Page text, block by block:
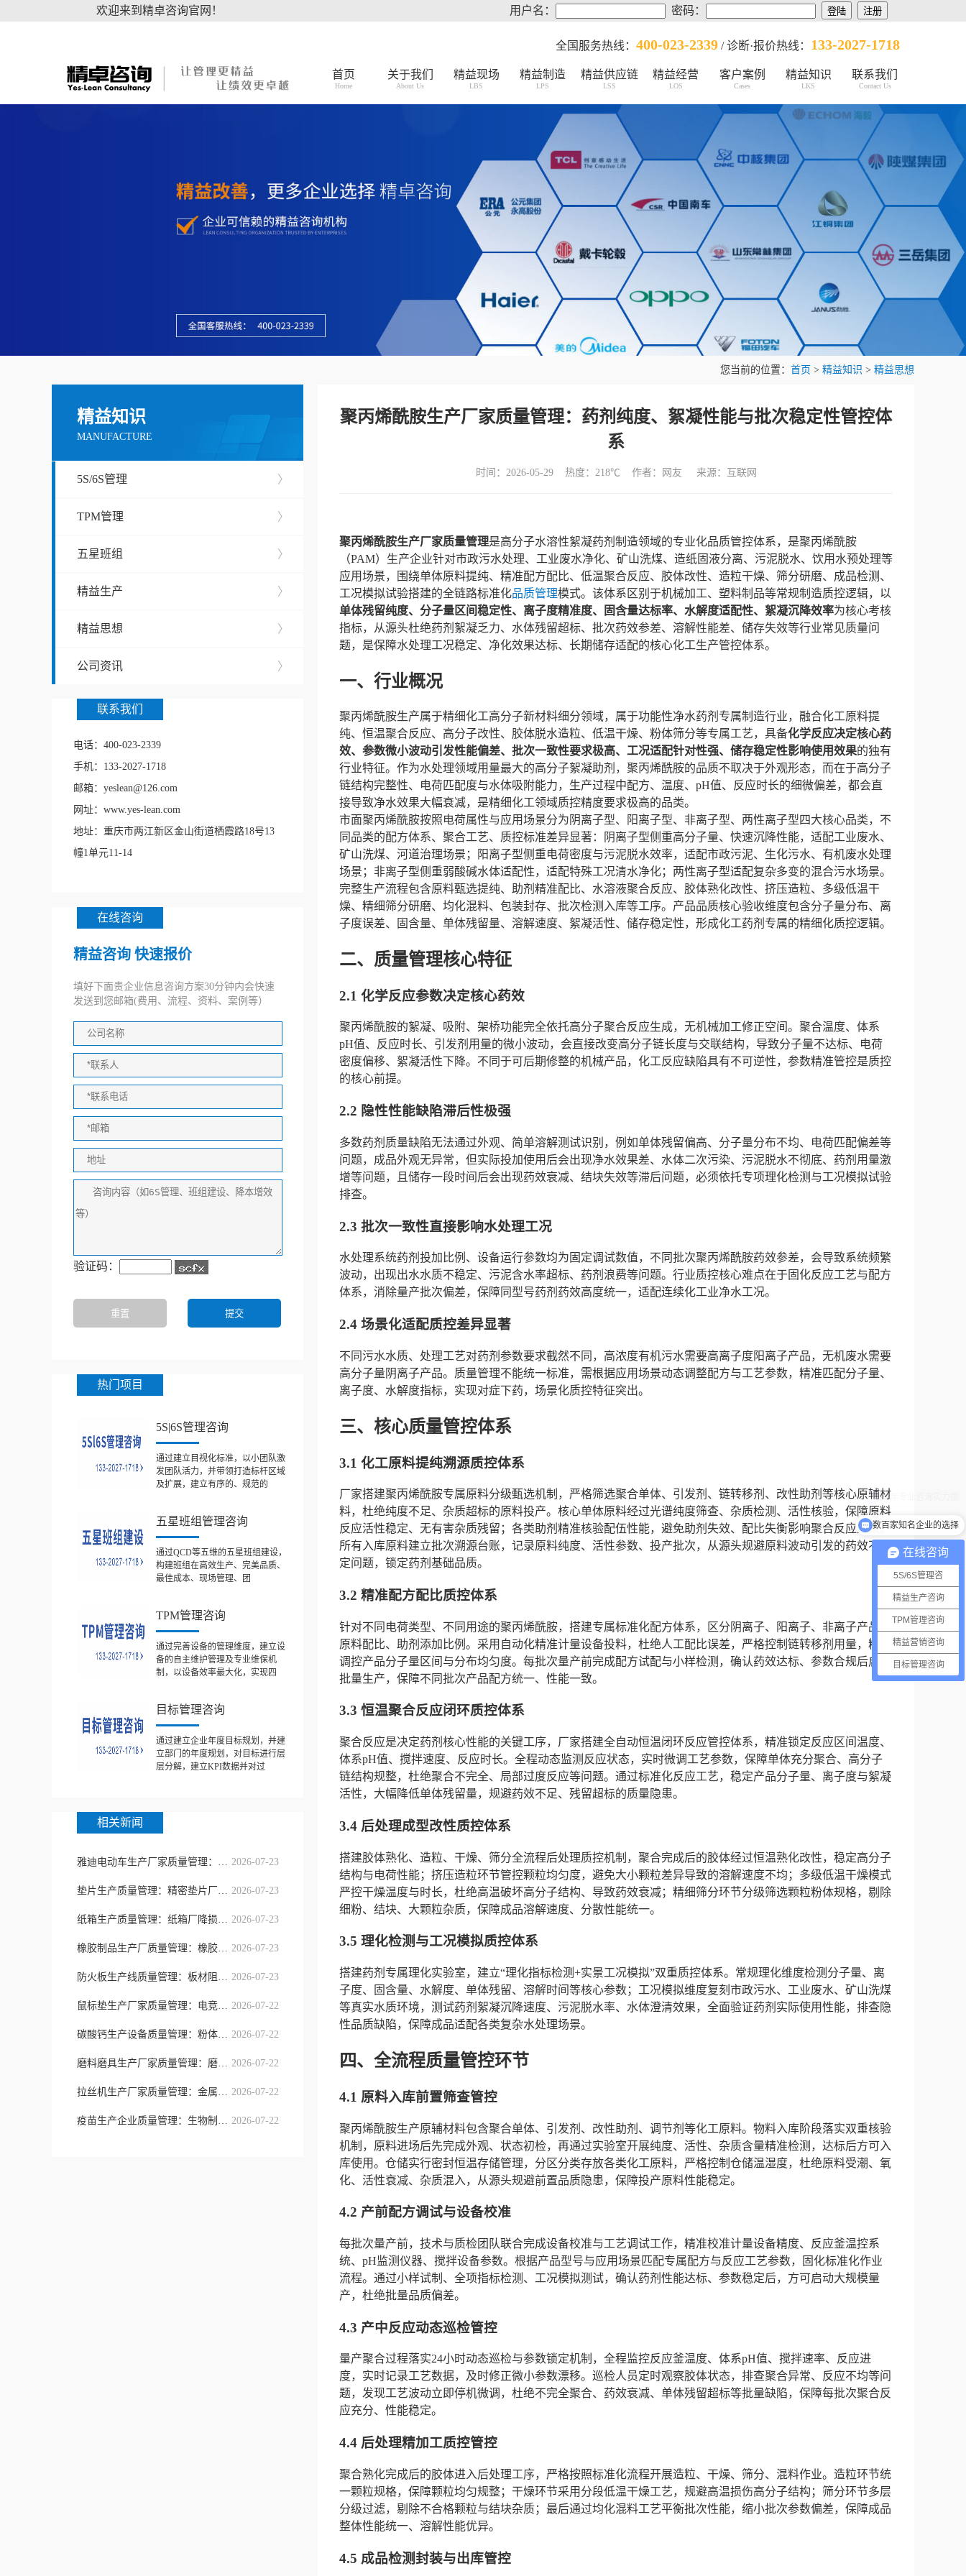
欢迎来到精卓咨询官网！ 用户名： 密码：
全国服务热线： 400-023-2339 / 诊断·报价热线： 133-2027-1718
首页
Home
关于我们
About Us
精益现场
LBS
精益制造
LPS
精益供应链
LSS
精益经营
LOS
客户案例
Cases
精益知识
LKS
联系我们
Contact Us
您当前的位置： 首页 > 精益知识 > 精益思想
精益知识
MANUFACTURE
5S/6S管理 〉
TPM管理 〉
五星班组 〉
精益生产 〉
精益思想 〉
公司资讯 〉
联系我们
电话：400-023-2339
手机：133-2027-1718
邮箱：yeslean@126.com
网址：www.yes-lean.com
地址：重庆市两江新区金山街道栖霞路18号13
幢1单元11-14
在线咨询
精益咨询 快速报价
填好下面贵企业信息咨询方案30分钟内会快速
发送到您邮箱(费用、流程、资料、案例等）
验证码：
热门项目
5S|6S管理咨询
通过建立目视化标准，以小团队激
发团队活力，并带领打造标杆区域
及扩展，建立有序的、规范的
五星班组管理咨询
通过QCD等五维的五星班组建设，
构建班组在高效生产、完美品质、
最佳成本、现场管理、团
TPM管理咨询
通过完善设备的管理维度，建立设
备的自主维护管理及专业维保机
制，以设备效率最大化，实现四
目标管理咨询
通过建立企业年度目标规划，并建
立部门的年度规划，对目标进行层
层分解，建立KPI数据并对过
相关新闻
雅迪电动车生产厂家质量管理：整车全 2026-07-23
垫片生产质量管理：精密垫片厂提质降 2026-07-23
纸箱生产质量管理：纸箱厂降损提质 2026-07-23
橡胶制品生产厂质量管理：橡胶工艺稳 2026-07-23
防火板生产线质量管理：板材阻燃性能 2026-07-23
鼠标垫生产厂家质量管理：电竞办公鼠 2026-07-22
碳酸钙生产设备质量管理：粉体加工设 2026-07-22
磨料磨具生产厂家质量管理：磨削耗材 2026-07-22
拉丝机生产厂家质量管理：金属线材加 2026-07-22
疫苗生产企业质量管理：生物制药安全 2026-07-22
聚丙烯酰胺生产厂家质量管理：药剂纯度、絮凝性能与批次稳定性管控体
系
时间：2026-05-29 热度： 218℃ 作者：网友 来源：互联网
聚丙烯酰胺生产厂家质量管理是高分子水溶性絮凝药剂制造领域的专业化品质管控体系，是聚丙烯酰胺
（PAM）生产企业针对市政污水处理、工业废水净化、矿山洗煤、造纸固液分离、污泥脱水、饮用水预处理等
应用场景，围绕单体原料提纯、精准配方配比、低温聚合反应、胶体改性、造粒干燥、筛分研磨、成品检测、
工况模拟试验搭建的全链路标准化品质管理模式。该体系区别于机械加工、塑料制品等常规制造质控逻辑，以
单体残留纯度、分子量区间稳定性、离子度精准度、固含量达标率、水解度适配性、絮凝沉降效率为核心考核
指标，从源头杜绝药剂絮凝乏力、水体残留超标、批次药效参差、溶解性能差、储存失效等行业常见质量问
题，是保障水处理工况稳定、净化效果达标、长期储存适配的核心化工生产管控体系。
一、行业概况
聚丙烯酰胺生产属于精细化工高分子新材料细分领域，属于功能性净水药剂专属制造行业，融合化工原料提
纯、恒温聚合反应、高分子改性、胶体脱水造粒、低温干燥、粉体筛分等专属工艺，具备化学反应决定核心药
效、参数微小波动引发性能偏差、批次一致性要求极高、工况适配针对性强、储存稳定性影响使用效果的独有
行业特征。作为水处理领域用量最大的高分子絮凝助剂，聚丙烯酰胺的品质不取决于外观形态，而在于高分子
链结构完整性、电荷匹配度与水体吸附能力，生产过程中配方、温度、pH值、反应时长的细微偏差，都会直
接导致净水效果大幅衰减，是精细化工领域质控精度要求极高的品类。
市面聚丙烯酰胺按照电荷属性与应用场景分为阴离子型、阳离子型、非离子型、两性离子型四大核心品类，不
同品类的配方体系、聚合工艺、质控标准差异显著：阴离子型侧重高分子量、快速沉降性能，适配工业废水、
矿山洗煤、河道治理场景；阳离子型侧重电荷密度与污泥脱水效率，适配市政污泥、生化污水、有机废水处理
场景；非离子型侧重弱酸碱水体适配性，适配特殊工况清水净化；两性离子型适配复杂多变的混合污水场景。
完整生产流程包含原料甄选提纯、助剂精准配比、水溶液聚合反应、胶体熟化改性、挤压造粒、多级低温干
燥、精细筛分研磨、均化混料、包装封存、批次检测入库等工序。产品品质核心验收维度包含分子量分布、离
子度误差、固含量、单体残留量、溶解速度、絮凝活性、储存稳定性，形成化工药剂专属的精细化质控逻辑。
二、质量管理核心特征
2.1 化学反应参数决定核心药效
聚丙烯酰胺的絮凝、吸附、架桥功能完全依托高分子聚合反应生成，无机械加工修正空间。聚合温度、体系
pH值、反应时长、引发剂用量的微小波动，会直接改变高分子链长度与交联结构，导致分子量不达标、电荷
密度偏移、絮凝活性下降。不同于可后期修整的机械产品，化工反应缺陷具有不可逆性，参数精准管控是质控
的核心前提。
2.2 隐性性能缺陷滞后性极强
多数药剂质量缺陷无法通过外观、简单溶解测试识别，例如单体残留偏高、分子量分布不均、电荷匹配偏差等
问题，成品外观无异常，但实际投加使用后会出现净水效果差、水体二次污染、污泥脱水不彻底、药剂用量激
增等问题，且储存一段时间后会出现药效衰减、结块失效等滞后问题，必须依托专项理化检测与工况模拟试验
排查。
2.3 批次一致性直接影响水处理工况
水处理系统药剂投加比例、设备运行参数均为固定调试数值，不同批次聚丙烯酰胺药效参差，会导致系统频繁
波动，出现出水水质不稳定、污泥含水率超标、药剂浪费等问题。行业质控核心难点在于固化反应工艺与配方
体系，消除量产批次偏差，保障同型号药剂药效高度统一，适配连续化工业净水工况。
2.4 场景化适配质控差异显著
不同污水水质、处理工艺对药剂参数要求截然不同，高浓度有机污水需要高离子度阳离子产品，无机废水需要
高分子量阴离子产品。质量管理不能统一标准，需根据应用场景动态调整配方与工艺参数，精准匹配分子量、
离子度、水解度指标，实现对症下药，场景化质控特征突出。
三、核心质量管控体系
3.1 化工原料提纯溯源质控体系
厂家搭建聚丙烯酰胺专属原料分级甄选机制，严格筛选聚合单体、引发剂、链转移剂、改性助剂等核心原辅材
料，杜绝纯度不足、杂质超标的原料投产。核心单体原料经过光谱纯度筛查、杂质检测、活性核验，保障原料
反应活性稳定、无有害杂质残留；各类助剂精准核验配伍性能，避免助剂失效、配比失衡影响聚合反应效果。
所有入库原料建立批次溯源台账，记录原料纯度、活性参数、投产批次，从源头规避原料波动引发的药效不稳
定问题，锁定药剂基础品质。
3.2 精准配方配比质控体系
针对不同电荷类型、不同用途的聚丙烯酰胺，搭建专属标准化配方体系，区分阴离子、阳离子、非离子产品的
原料配比、助剂添加比例。采用自动化精准计量设备投料，杜绝人工配比误差，严格控制链转移剂用量，精准
调控产品分子量区间与分布均匀度。每批次量产前完成配方试配与小样检测，确认药效达标、参数合规后启动
批量生产，保障不同批次产品配方统一、性能一致。
3.3 恒温聚合反应闭环质控体系
聚合反应是决定药剂核心性能的关键工序，厂家搭建全自动恒温闭环反应管控体系，精准锁定反应区间温度、
体系pH值、搅拌速度、反应时长。全程动态监测反应状态，实时微调工艺参数，保障单体充分聚合、高分子
链结构规整，杜绝聚合不完全、局部过度反应等问题。通过标准化反应工艺，稳定产品分子量、离子度与絮凝
活性，大幅降低单体残留量，规避药效不足、残留超标的质量隐患。
3.4 后处理成型改性质控体系
搭建胶体熟化、造粒、干燥、筛分全流程后处理质控机制，聚合完成后的胶体经过恒温熟化改性，稳定高分子
结构与电荷性能；挤压造粒环节管控颗粒均匀度，避免大小颗粒差异导致的溶解速度不均；多级低温干燥模式
严控干燥温度与时长，杜绝高温破坏高分子结构、导致药效衰减；精细筛分环节分级筛选颗粒粉体规格，剔除
细粉、结块、大颗粒杂质，保障成品溶解速度、分散性能统一。
3.5 理化检测与工况模拟质控体系
搭建药剂专属理化实验室，建立“理化指标检测+实景工况模拟”双重质控体系。常规理化维度检测分子量、离
子度、固含量、水解度、单体残留、溶解时间等核心参数；工况模拟维度复刻市政污水、工业废水、矿山洗煤
等真实水质环境，测试药剂絮凝沉降速度、污泥脱水率、水体澄清效果，全面验证药剂实际使用性能，排查隐
性品质缺陷，保障成品适配各类复杂水处理场景。
四、全流程质量管控环节
4.1 原料入库前置筛查管控
聚丙烯酰胺生产原辅材料包含聚合单体、引发剂、改性助剂、调节剂等化工原料。物料入库阶段落实双重核验
机制，原料进场后先完成外观、状态初检，再通过实验室开展纯度、活性、杂质含量精准检测，达标后方可入
库使用。仓储实行密封恒温存储管理，分区分类存放各类化工原料，严格控制仓储温湿度，杜绝原料受潮、氧
化、活性衰减、杂质混入，从源头规避前置品质隐患，保障投产原料性能稳定。
4.2 产前配方调试与设备校准
每批次量产前，技术与质检团队联合完成设备校准与工艺调试工作，精准校准计量设备精度、反应釜温控系
统、pH监测仪器、搅拌设备参数。根据产品型号与应用场景匹配专属配方与反应工艺参数，固化标准化作业
流程。通过小样试制、全项指标检测、工况模拟测试，确认药剂性能达标、参数稳定后，方可启动大规模量
产，杜绝批量品质偏差。
4.3 产中反应动态巡检管控
量产聚合过程落实24小时动态巡检与参数锁定机制，全程监控反应釜温度、体系pH值、搅拌速率、反应进
度，实时记录工艺数据，及时修正微小参数漂移。巡检人员定时观察胶体状态，排查聚合异常、反应不均等问
题，发现工艺波动立即停机微调，杜绝不完全聚合、药效衰减、单体残留超标等批量缺陷，保障每批次聚合反
应充分、性能稳定。
4.4 后处理精加工质控管控
聚合熟化完成后的胶体进入后处理工序，严格按照标准化流程开展造粒、干燥、筛分、混料作业。造粒环节统
一颗粒规格，保障颗粒均匀规整；干燥环节采用分段低温干燥工艺，规避高温损伤高分子结构；筛分环节多层
分级过滤，剔除不合格颗粒与结块杂质；最后通过均化混料工艺平衡批次性能，缩小批次参数偏差，保障成品
整体性能统一、溶解性能优异。
4.5 成品检测封装与出库管控
在线咨询
5S/6S管理咨
精益生产咨询
TPM管理咨询
精益营销咨询
目标管理咨询
数百家知名企业的选择